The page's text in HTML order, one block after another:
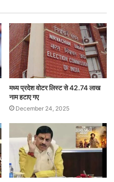
मध्य प्रदेश वोटर लिस्ट से 42.74 लाख
नाम हटाए गए
December 24, 2025